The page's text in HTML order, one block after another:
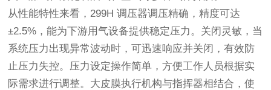
从性能特性来看，299H 调压器调压精确，精度可达
±2.5%，能为下游用气设备提供稳定压力。关闭灵敏，当
系统压力出现异常波动时，可迅速响应并关闭，有效防
止压力失控。压力设定操作简单，方便工作人员根据实
际需求进行调整。大皮膜执行机构与指挥器相结合，使